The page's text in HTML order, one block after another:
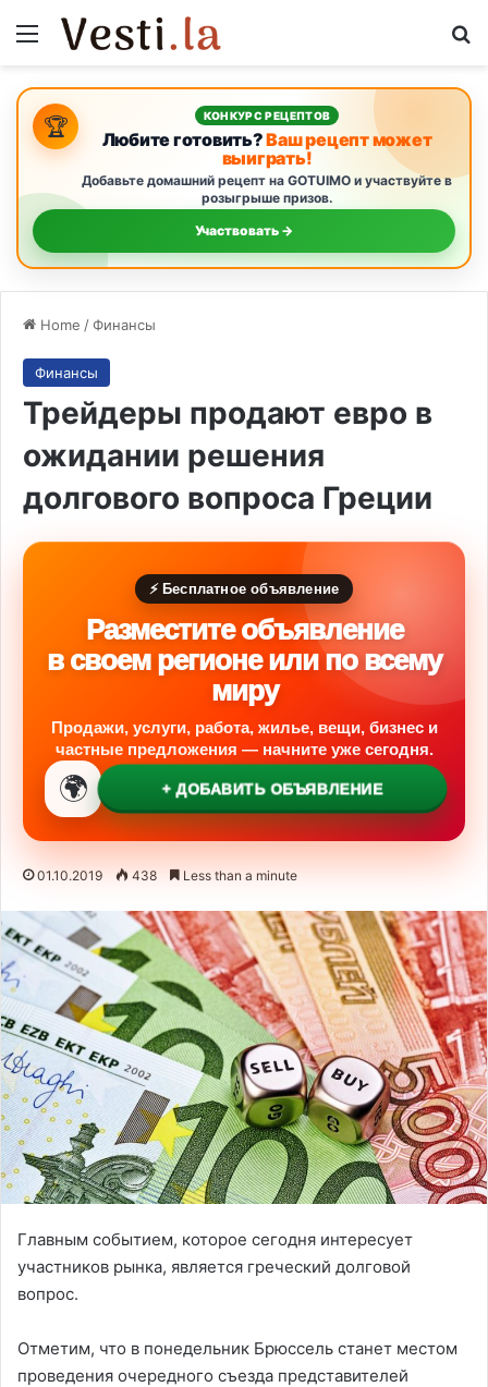
Menu
🏆 КОНКУРС РЕЦЕПТОВ
Любите готовить?Ваш рецепт может
выиграть!
Добавьте домашний рецепт на GOTUIMO и участвуйте в
розыгрыше призов.
Участвовать →
Home /Финансы
Финансы
Трейдеры продают евро в
ожидании решения
долгового вопроса Греции
⚡ Бесплатное объявление
Разместите объявление
в своем регионе или по всему
миру
Продажи, услуги, работа, жилье, вещи, бизнес и
частные предложения — начните уже сегодня.
🌍 + ДОБАВИТЬ ОБЪЯВЛЕНИЕ
01.10.2019 438 Less than a minute
Главным событием, которое сегодня интересует
участников рынка, является греческий долговой
вопрос.
Отметим, что в понедельник Брюссель станет местом
проведения очередного съезда представителей